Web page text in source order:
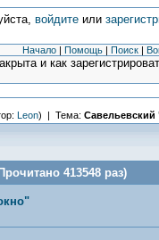
войдитеили
Начало | Помощь | Поиск |
и как
Leon) | Тема:
413548 раз)